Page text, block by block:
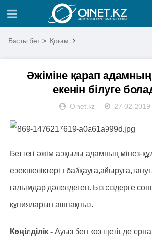
Басты бет > Қоғам
Әжіміне қарап
екенін білуге
Oinet.kz 27-02-2019
Беттегі әжім арқылы адамның мінез-
ерекшеліктерін
ғалымдар дәлелдеген. Біз сіздерге
құпияларын ашпақпыз.
Көңілділік - Ауыз бен көз щетінде